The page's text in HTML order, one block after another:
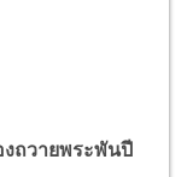
ถวายพระพันปี